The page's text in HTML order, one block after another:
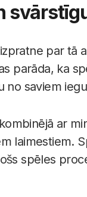
par tā
parāda, ka
no saviem
ar
laimestiem.
spēles